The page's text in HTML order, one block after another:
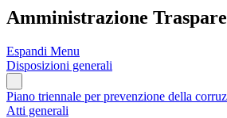
Amministrazione
Espandi Menu
Disposizioni generali
Piano triennale per prevenzione della
Atti generali